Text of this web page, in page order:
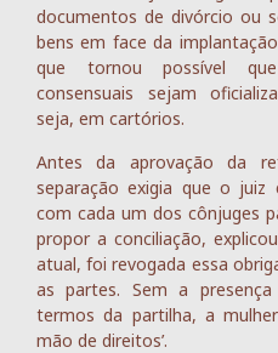
documentos de divórcio ou
bens em face da
que tornou possível
consensuais sejam
seja, em cartórios.
Antes da aprovação da
separação exigia que o juiz
com cada um dos cônjuges
propor a conciliação,
atual, foi revogada essa
as partes. Sem a
termos da partilha, a
mão de direitos’.